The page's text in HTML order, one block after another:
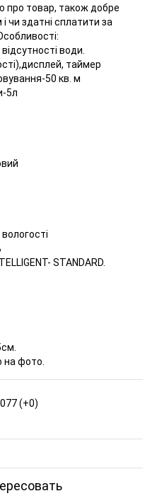
про товар, також добре
чи здатні сплатити за
води.
таймер
50 кв. м
5л
STANDARD.
на фото.
(+0)